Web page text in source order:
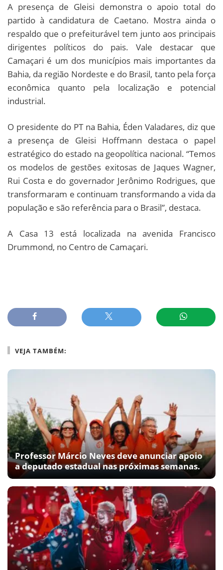
A presença de Gleisi demonstra o apoio total do
partido à candidatura de Caetano. Mostra ainda o
respaldo que o prefeiturável tem junto aos principais
dirigentes políticos do pais. Vale destacar que
Camaçari é um dos municípios mais importantes da
Bahia, da região Nordeste e do Brasil, tanto pela força
econômica quanto pela localização e potencial
industrial.
O presidente do PT na Bahia, Éden Valadares, diz que
a presença de Gleisi Hoffmann destaca o papel
estratégico do estado na geopolítica nacional. “Temos
os modelos de gestões exitosas de Jaques Wagner,
Rui Costa e do governador Jerônimo Rodrigues, que
transformaram e continuam transformando a vida da
população e são referência para o Brasil”, destaca.
A Casa 13 está localizada na avenida Francisco
Drummond, no Centro de Camaçari.
VEJA TAMBÉM:
Professor Márcio Neves deve anunciar apoio
a deputado estadual nas próximas semanas.